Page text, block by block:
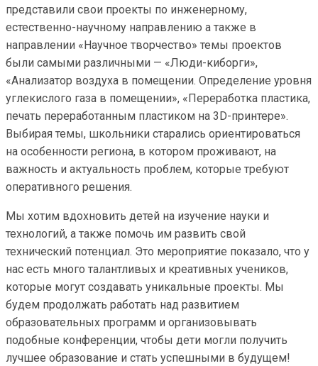
представили свои проекты по инженерному,
естественно-научному направлению а также в
направлении «Научное творчество» темы проектов
были самыми различными — «Люди-киборги»,
«Анализатор воздуха в помещении. Определение уровня
углекислого газа в помещении», «Переработка пластика,
печать переработанным пластиком на 3D-принтере».
Выбирая темы, школьники старались ориентироваться
на особенности региона, в котором проживают, на
важность и актуальность проблем, которые требуют
оперативного решения.
Мы хотим вдохновить детей на изучение науки и
технологий, а также помочь им развить свой
технический потенциал. Это мероприятие показало, что у
нас есть много талантливых и креативных учеников,
которые могут создавать уникальные проекты. Мы
будем продолжать работать над развитием
образовательных программ и организовывать
подобные конференции, чтобы дети могли получить
лучшее образование и стать успешными в будущем!